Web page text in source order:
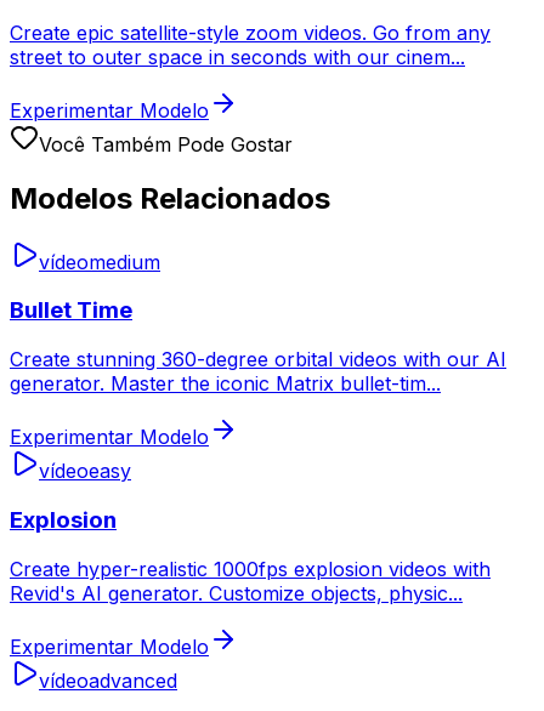
Create epic satellite-style zoom videos. Go from any
street to outer space in seconds with our cinem...
Experimentar Modelo
Você Também Pode Gostar
Modelos Relacionados
vídeomedium
Bullet Time
Create stunning 360-degree orbital videos with our AI
generator. Master the iconic Matrix bullet-tim...
Experimentar Modelo
vídeoeasy
Explosion
Create hyper-realistic 1000fps explosion videos with
Revid's AI generator. Customize objects, physic...
Experimentar Modelo
vídeoadvanced